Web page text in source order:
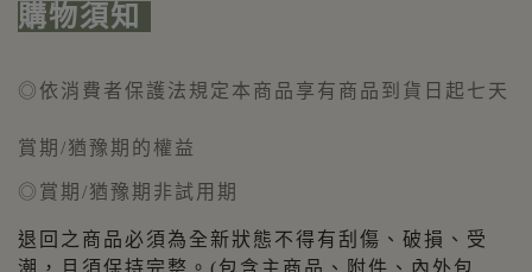
購物須知
◎依消費者保護法規定本商品享有商品到貨日起七天
賞期/猶豫期的權益
◎賞期/猶豫期非試用期
退回之商品必須為全新狀態不得有刮傷、破損、受